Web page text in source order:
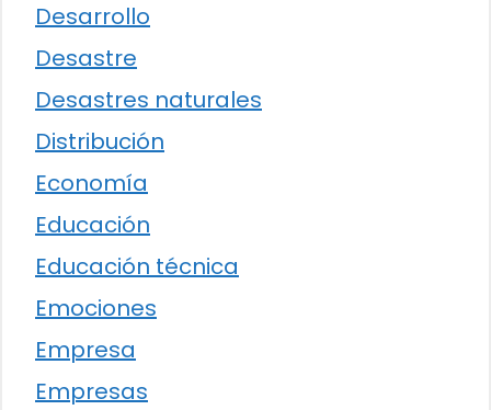
Desarrollo
Desastre
Desastres naturales
Distribución
Economía
Educación
Educación técnica
Emociones
Empresa
Empresas